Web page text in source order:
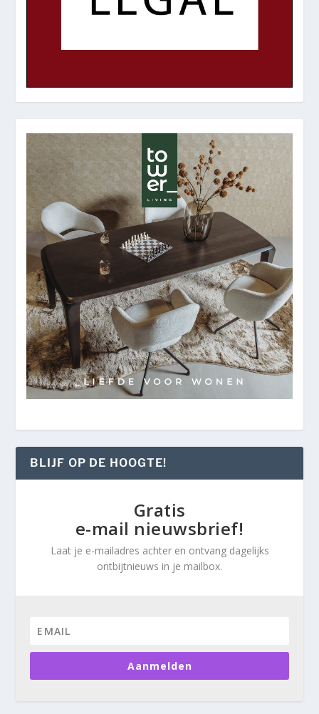
BLIJF OP DE HOOGTE!
Gratis
e-mail nieuwsbrief!
Laat je e-mailadres achter en ontvang dagelijks
ontbijtnieuws in je mailbox.
Aanmelden